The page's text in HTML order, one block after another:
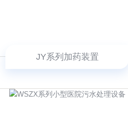
JY系列加药装置